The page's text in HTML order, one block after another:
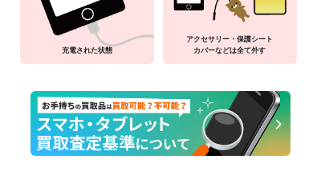
充電された状態
アクセサリー・保護シート
カバーなどは全て外す